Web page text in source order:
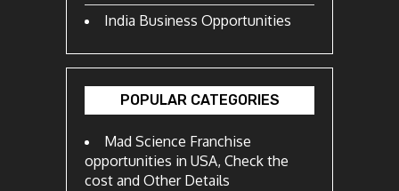
India Business Opportunities
POPULAR CATEGORIES
Mad Science Franchise
opportunities in USA, Check the
cost and Other Details